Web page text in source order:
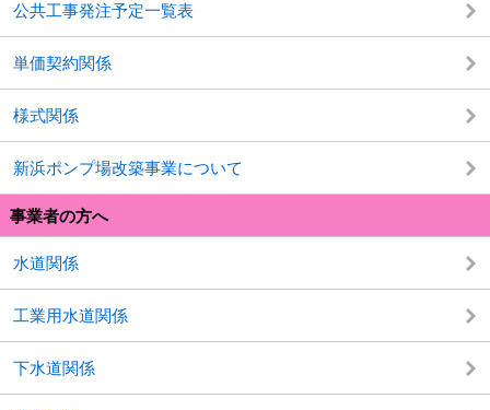
公共工事発注予定一覧表
単価契約関係
様式関係
新浜ポンプ場改築事業について
事業者の方へ
水道関係
工業用水道関係
下水道関係